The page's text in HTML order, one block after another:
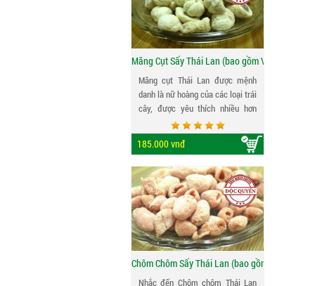
thực phẩm nhằm tạo ra những
sản phẩm tự nhiên 100% để phục
vụ tốt nhất cho quý khách hàng. *
Ghi chú: Khu vực trồng sầu riêng
Monthong tại Thái Lan
Măng Cụt Sấy Thái Lan (bao gồm VAT)
Măng cụt Thái Lan được mệnh
danh là nữ hoàng của các loại trái
cây, được yêu thích nhiều hơn
chôm chôm bởi vị ngọt thanh dễ
chịu, ở một số vùng thì măng cụt
lại có vị chua nhẹ ăn mãi không
chán. Do đó, măng cụt sấy là sản
phẩm được rất nhiều tiêu dùng
ưa chuộng vì có thể bảo quản và
dùng được quanh năm...
185.000 vnđ
Chôm Chôm Sấy Thái Lan (bao gồm VAT)
Nhắc đến Chôm chôm Thái Lan